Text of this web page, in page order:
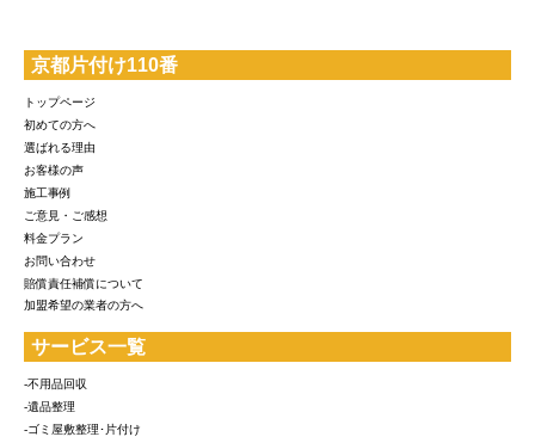
京都片付け110番
トップページ
初めての方へ
選ばれる理由
お客様の声
施工事例
ご意見・ご感想
料金プラン
お問い合わせ
賠償責任補償について
加盟希望の業者の方へ
サービス一覧
-不用品回収
-遺品整理
-ゴミ屋敷整理･片付け